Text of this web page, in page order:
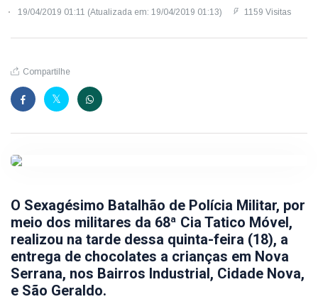
19/04/2019 01:11 (Atualizada em: 19/04/2019 01:13) 1159 Visitas
Compartilhe
O Sexagésimo Batalhão de Polícia Militar, por
meio dos militares da 68ª Cia Tatico Móvel,
realizou na tarde dessa quinta-feira (18), a
entrega de chocolates a crianças em Nova
Serrana, nos Bairros Industrial, Cidade Nova,
e São Geraldo.